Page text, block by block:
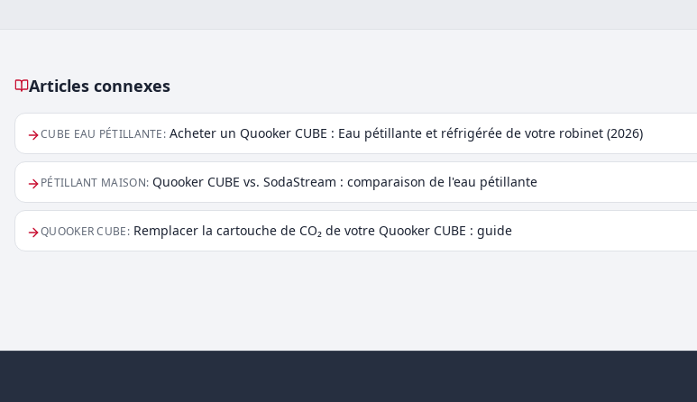
Articles connexes
Articles connexes
CUBE EAU PÉTILLANTE: Acheter un Quooker CUBE : Eau pétillante et réfrigérée de votre robinet (2026)
PÉTILLANT MAISON: Quooker CUBE vs. SodaStream : comparaison de l'eau pétillante
QUOOKER CUBE: Remplacer la cartouche de CO₂ de votre Quooker CUBE : guide